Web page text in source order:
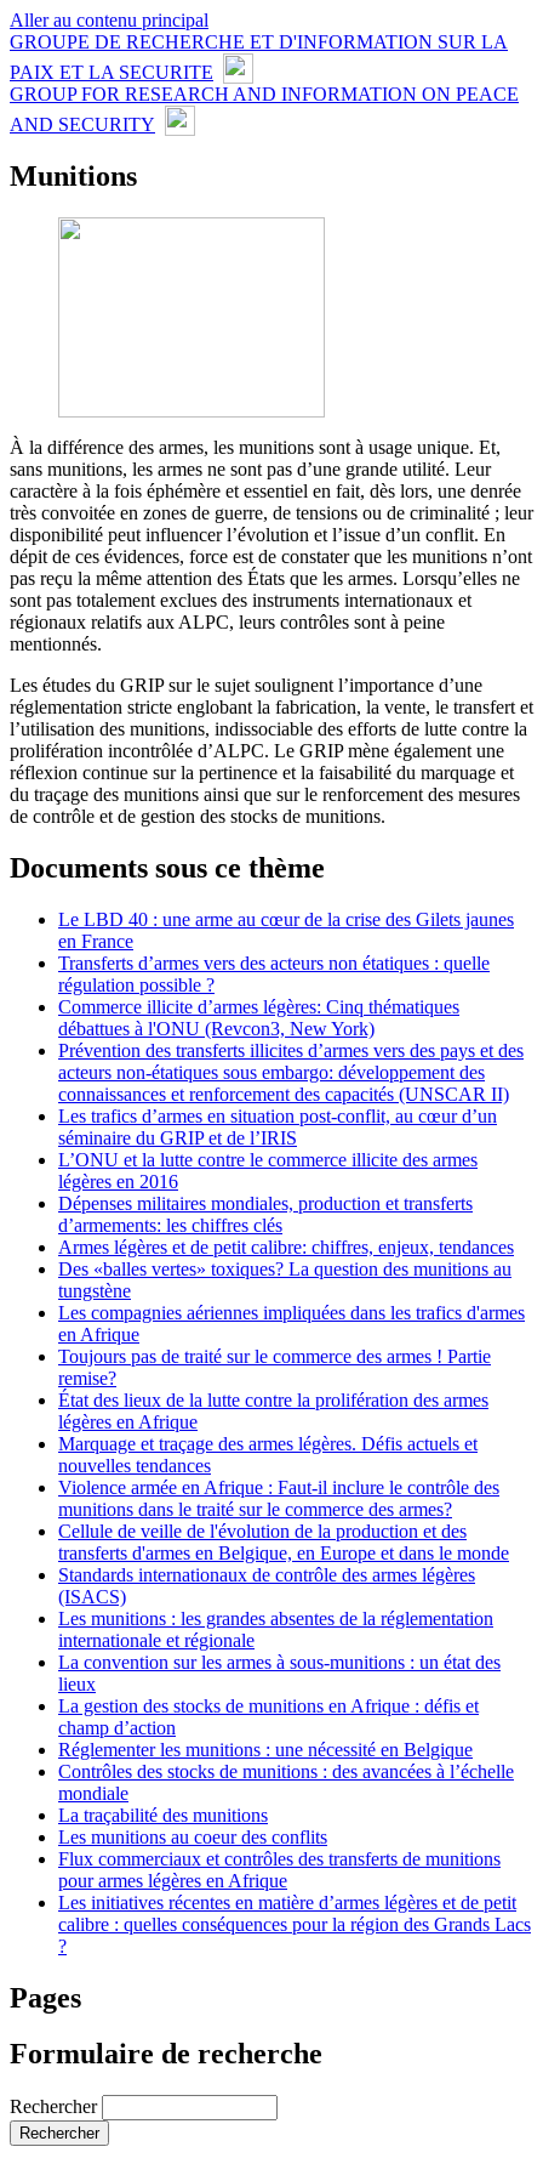
Aller au contenu principal
GROUPE DE RECHERCHE ET D'INFORMATION SUR LA
PAIX ET LA SECURITE
GROUP FOR RESEARCH AND INFORMATION ON PEACE
AND SECURITY
Munitions
À la différence des armes, les munitions sont à usage unique. Et,
sans munitions, les armes ne sont pas d’une grande utilité. Leur
caractère à la fois éphémère et essentiel en fait, dès lors, une denrée
très convoitée en zones de guerre, de tensions ou de criminalité ; leur
disponibilité peut influencer l’évolution et l’issue d’un conflit. En
dépit de ces évidences, force est de constater que les munitions n’ont
pas reçu la même attention des États que les armes. Lorsqu’elles ne
sont pas totalement exclues des instruments internationaux et
régionaux relatifs aux ALPC, leurs contrôles sont à peine
mentionnés.
Les études du GRIP sur le sujet soulignent l’importance d’une
réglementation stricte englobant la fabrication, la vente, le transfert et
l’utilisation des munitions, indissociable des efforts de lutte contre la
prolifération incontrôlée d’ALPC. Le GRIP mène également une
réflexion continue sur la pertinence et la faisabilité du marquage et
du traçage des munitions ainsi que sur le renforcement des mesures
de contrôle et de gestion des stocks de munitions.
Documents sous ce thème
Le LBD 40 : une arme au cœur de la crise des Gilets jaunes
en France
Transferts d’armes vers des acteurs non étatiques : quelle
régulation possible ?
Commerce illicite d’armes légères: Cinq thématiques
débattues à l'ONU (Revcon3, New York)
Prévention des transferts illicites d’armes vers des pays et des
acteurs non-étatiques sous embargo: développement des
connaissances et renforcement des capacités (UNSCAR II)
Les trafics d’armes en situation post-conflit, au cœur d’un
séminaire du GRIP et de l’IRIS
L’ONU et la lutte contre le commerce illicite des armes
légères en 2016
Dépenses militaires mondiales, production et transferts
d’armements: les chiffres clés
Armes légères et de petit calibre: chiffres, enjeux, tendances
Des «balles vertes» toxiques? La question des munitions au
tungstène
Les compagnies aériennes impliquées dans les trafics d'armes
en Afrique
Toujours pas de traité sur le commerce des armes ! Partie
remise?
État des lieux de la lutte contre la prolifération des armes
légères en Afrique
Marquage et traçage des armes légères. Défis actuels et
nouvelles tendances
Violence armée en Afrique : Faut-il inclure le contrôle des
munitions dans le traité sur le commerce des armes?
Cellule de veille de l'évolution de la production et des
transferts d'armes en Belgique, en Europe et dans le monde
Standards internationaux de contrôle des armes légères
(ISACS)
Les munitions : les grandes absentes de la réglementation
internationale et régionale
La convention sur les armes à sous-munitions : un état des
lieux
La gestion des stocks de munitions en Afrique : défis et
champ d’action
Réglementer les munitions : une nécessité en Belgique
Contrôles des stocks de munitions : des avancées à l’échelle
mondiale
La traçabilité des munitions
Les munitions au coeur des conflits
Flux commerciaux et contrôles des transferts de munitions
pour armes légères en Afrique
Les initiatives récentes en matière d’armes légères et de petit
calibre : quelles conséquences pour la région des Grands Lacs
?
Pages
Formulaire de recherche
Rechercher